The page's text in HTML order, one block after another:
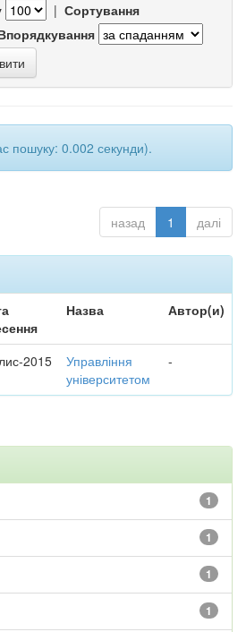
| Сортування
пошуку: 0.002 секунди).
назад 1 далі
Назва Автор(и)
2015
Управління
університетом
-
1
1
1
1